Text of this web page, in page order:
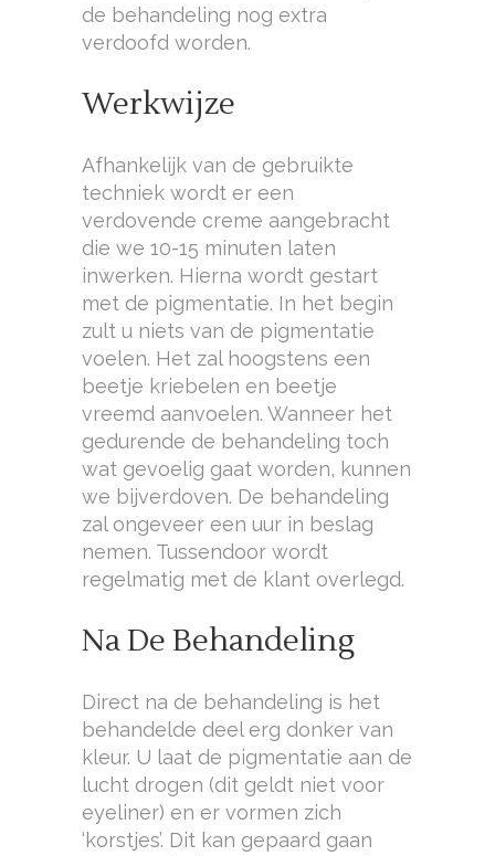
de behandeling nog extra
verdoofd worden.
Werkwijze
Afhankelijk van de gebruikte
techniek wordt er een
verdovende creme aangebracht
die we 10-15 minuten laten
inwerken. Hierna wordt gestart
met de pigmentatie. In het begin
zult u niets van de pigmentatie
voelen. Het zal hoogstens een
beetje kriebelen en beetje
vreemd aanvoelen. Wanneer het
gedurende de behandeling toch
wat gevoelig gaat worden, kunnen
we bijverdoven. De behandeling
zal ongeveer een uur in beslag
nemen. Tussendoor wordt
regelmatig met de klant overlegd.
Na De Behandeling
Direct na de behandeling is het
behandelde deel erg donker van
kleur. U laat de pigmentatie aan de
lucht drogen (dit geldt niet voor
eyeliner) en er vormen zich
‘korstjes’. Dit kan gepaard gaan